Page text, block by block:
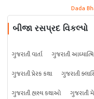
Dada
બીજા રસપ્રદ વિકલ્પો
ગુજરાતી વાર્તા ગુજરાતી
ગુજરાતી પ્રેરક કથા
ગુજરાતી
ગુજરાતી હાસ્ય કથાઓ
ગુજરાતી